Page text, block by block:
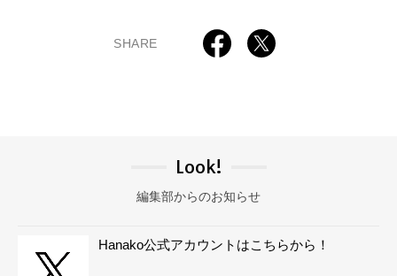
SHARE
Look!
編集部からのお知らせ
Hanako公式アカウントはこちらから！